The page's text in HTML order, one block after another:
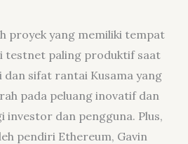
proyek yang memiliki tempat
testnet paling produktif saat
sifat rantai Kusama yang
pada peluang inovatif dan
investor dan pengguna. Plus,
pendiri Ethereum, Gavin